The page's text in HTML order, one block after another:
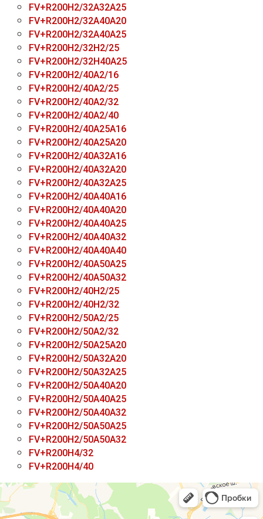
FV+R200H2/32A32A25
FV+R200H2/32A40A20
FV+R200H2/32A40A25
FV+R200H2/32H2/25
FV+R200H2/32H40A25
FV+R200H2/40A2/16
FV+R200H2/40A2/25
FV+R200H2/40A2/32
FV+R200H2/40A2/40
FV+R200H2/40A25A16
FV+R200H2/40A25A20
FV+R200H2/40A32A16
FV+R200H2/40A32A20
FV+R200H2/40A32A25
FV+R200H2/40A40A16
FV+R200H2/40A40A20
FV+R200H2/40A40A25
FV+R200H2/40A40A32
FV+R200H2/40A40A40
FV+R200H2/40A50A25
FV+R200H2/40A50A32
FV+R200H2/40H2/25
FV+R200H2/40H2/32
FV+R200H2/50A2/25
FV+R200H2/50A2/32
FV+R200H2/50A25A20
FV+R200H2/50A32A20
FV+R200H2/50A32A25
FV+R200H2/50A40A20
FV+R200H2/50A40A25
FV+R200H2/50A40A32
FV+R200H2/50A50A25
FV+R200H2/50A50A32
FV+R200H4/32
FV+R200H4/40